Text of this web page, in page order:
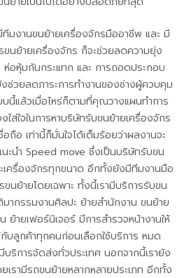
ทีมงานขนย้ายเครื่องจักรมืออาชีพ และ มี
ขนย้ายเครื่องจักร ก็จะช่วยลดความยุ่ง
อหุ้มกันกระแทก และ การถอดประกอบ
วยลดภาระการทำงานของช่างผู้ควบคุม
นี้แล้วเมื่อไหร่ก็ตามที่คุณวางแผนทำการ
ส่ใจในการหาบริษัทรับขนย้ายเครื่องจักร
อ เท่านี้ก็มั่นใจได้เต็มร้อยว่าผลงานจะ
ะนำ Speed move ซึ่งเป็นบริษัทรับขน
เครื่องจักรทุกขนาด อีกทั้งยังมีทีมงานมือ
นย้ายโดยเฉพาะ ทั้งนี้เรามีบริการรับขน
ากรรมงานศิลปะ ย้ายสำนักงาน ขนย้าย
ย้ายเฟอร์นิเจอร์ มีการสำรวจหน้างานให้
บลูกค้าทุกคนก่อนเลือกใช้บริการ หมด
มีบริการจัดส่งทั่วประเทศ นอกจากนี้เรายัง
เรามีรถขนย้ายหลากหลายประเภท อีกทั้ง